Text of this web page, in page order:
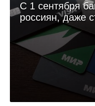
С 1 сентября
россиян, даже